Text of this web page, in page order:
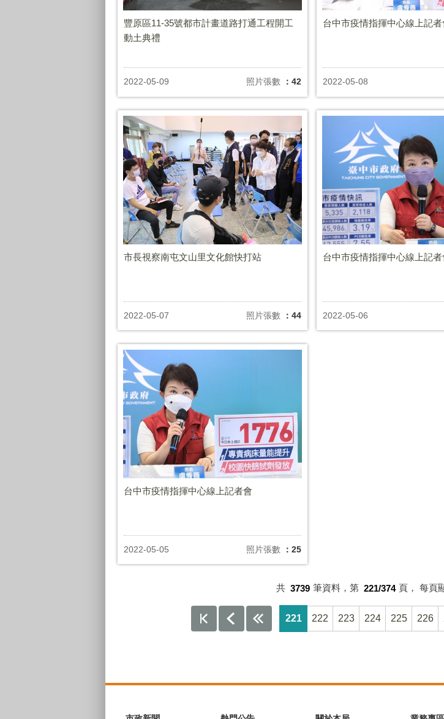
豐原區11-35號都市計畫道路打通工程開工
動土典禮
2022-05-09 照片張數 ：42
台中市疫情指揮中心線上記者
2022-05-08
市長視察南屯文山里文化館快打站
2022-05-07 照片張數 ：44
台中市疫情指揮中心線上記者
2022-05-06
台中市疫情指揮中心線上記者會
2022-05-05 照片張數 ：25
共 3739 筆資料，第 221/374 頁， 每頁
221 222 223 224 225 226